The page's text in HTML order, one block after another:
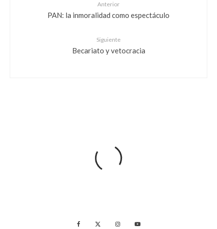
Anterior
PAN: la inmoralidad como espectáculo
Siguiente
Becariato y vetocracia